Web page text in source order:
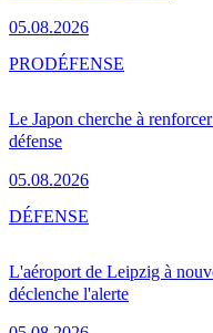
05.08.2026
Le Japon cherche à
défense
05.08.2026
PRODÉFENSE
L'aéroport de Leipzig à
déclenche l'alerte
DÉFENSE